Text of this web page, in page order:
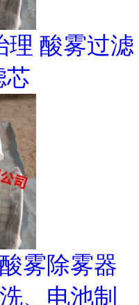
理 酸雾过滤
芯
雾除雾器
、电池制